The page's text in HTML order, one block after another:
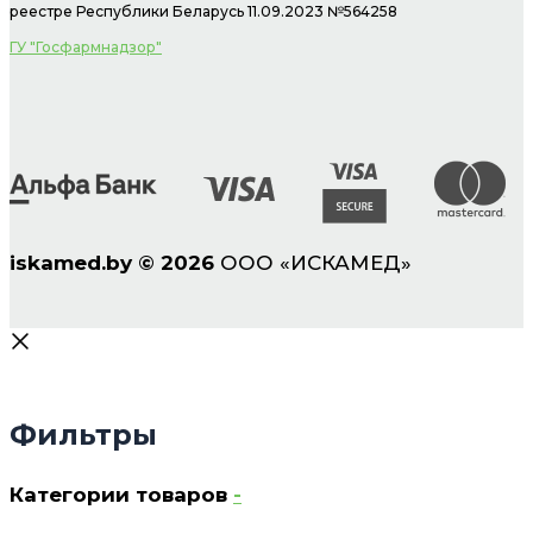
реестре Республики Беларусь 11.09.2023 №564258
ГУ "Госфармнадзор"
iskamed.by © 2026 ООО «ИСКАМЕД»
Фильтры
Категории товаров -